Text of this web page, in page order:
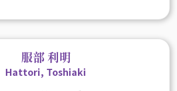
服部 利明
Hattori, Toshiaki